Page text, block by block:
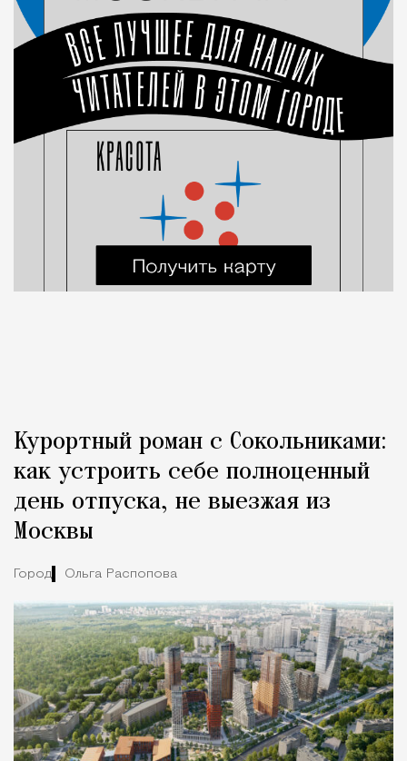
Курортный роман с Сокольниками:
как устроить себе полноценный
день отпуска, не выезжая из
Москвы
Город Ольга Распопова